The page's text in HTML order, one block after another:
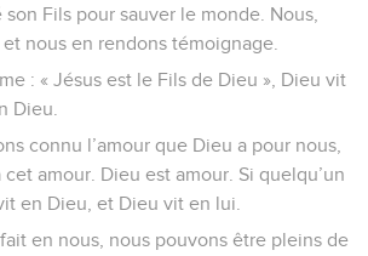
son Fils pour sauver le monde. Nous,
nous en rendons témoignage.
: « Jésus est le Fils de Dieu », Dieu vit
Dieu.
connu l’amour que Dieu a pour nous,
amour. Dieu est amour. Si quelqu’un
en Dieu, et Dieu vit en lui.
en nous, nous pouvons être pleins de